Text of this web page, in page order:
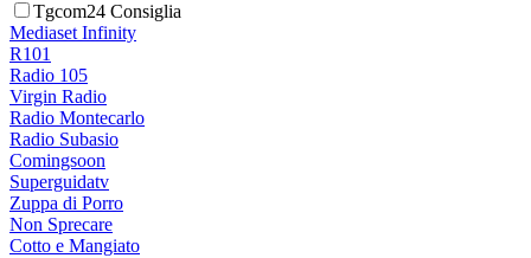
Tgcom24 Consiglia
Mediaset Infinity
R101
Radio 105
Virgin Radio
Radio Montecarlo
Radio Subasio
Comingsoon
Superguidatv
Zuppa di Porro
Non Sprecare
Cotto e Mangiato